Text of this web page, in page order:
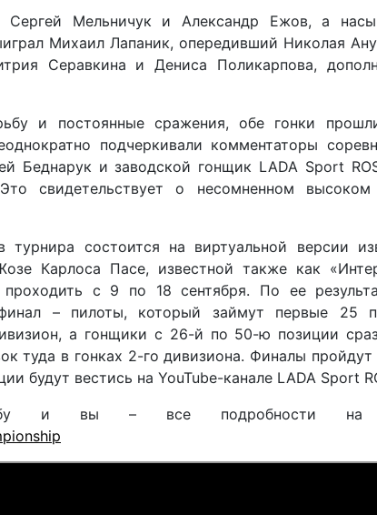
Сергей Мельничук и Александр Ежов, а
Михаил Лапаник, опередивший Николая
Серавкина и Дениса Поликарпова,
и постоянные сражения, обе гонки
подчеркивали комментаторы
Беднарук и заводской гонщик LADA Sport
свидетельствует о несомненном высоком
турнира состоится на виртуальной версии
Карлоса Пасе, известной также как
проходить с 9 по 18 сентября. По ее
– пилоты, который займут первые 25
а гонщики с 26-й по 50-ю позиции
туда в гонках 2-го дивизиона. Финалы
будут вестись на YouTube-канале LADA Sport
и вы – все подробности на